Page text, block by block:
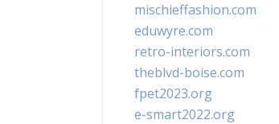
mischieffashion.com
eduwyre.com
retro-interiors.com
theblvd-boise.com
fpet2023.org
e-smart2022.org